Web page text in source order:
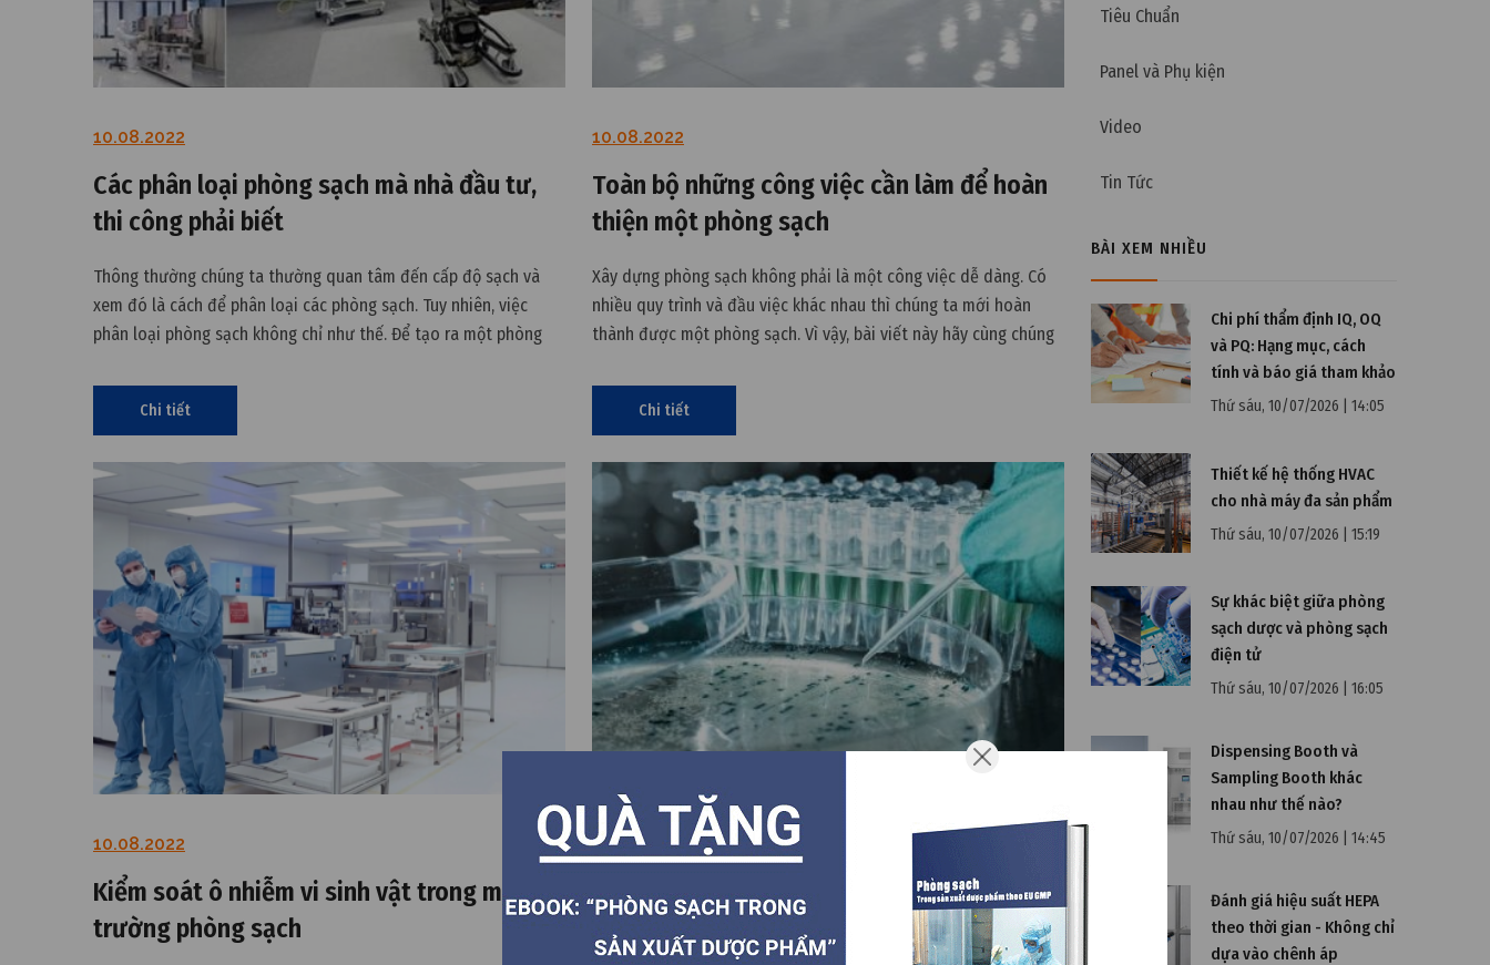
10.08.2022
Các phân loại phòng sạch mà nhà đầu tư,
thi công phải biết
Thông thường chúng ta thường quan tâm đến cấp độ sạch và
xem đó là cách để phân loại các phòng sạch. Tuy nhiên, việc
phân loại phòng sạch không chỉ như thế. Để tạo ra một phòng
viết này hãy
Chi tiết
10.08.2022
Toàn bộ những công việc cần làm để hoàn
thiện một phòng sạch
Xây dựng phòng sạch không phải là một công việc dễ dàng. Có
nhiều quy trình và đầu việc khác nhau thì chúng ta mới hoàn
thành được một phòng sạch. Vì vậy, bài viết này hãy cùng chúng
hoàn thiện
Chi tiết
10.08.2022
Kiểm soát ô nhiễm vi sinh vật trong môi
trường phòng sạch
10.08.2022
3 phương pháp loại bỏ ô nhiễm vi sinh vật
trong phòng sạch hiệu quả
Tiêu Chuẩn
Panel và Phụ kiện
Video
Tin Tức
BÀI XEM NHIỀU
Chi phí thẩm định IQ, OQ
và PQ: Hạng mục, cách
tính và báo giá tham khảo
Thứ sáu, 10/07/2026 | 14:05
Thiết kế hệ thống HVAC
cho nhà máy đa sản phẩm
Thứ sáu, 10/07/2026 | 15:19
Sự khác biệt giữa phòng
sạch dược và phòng sạch
điện tử
Thứ sáu, 10/07/2026 | 16:05
Dispensing Booth và
Sampling Booth khác
nhau như thế nào?
Thứ sáu, 10/07/2026 | 14:45
Đánh giá hiệu suất HEPA
theo thời gian - Không chỉ
dựa vào chênh áp